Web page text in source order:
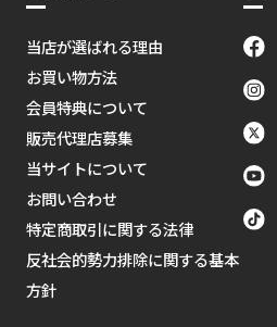
当店が選ばれる理由
お買い物方法
会員特典について
販売代理店募集
当サイトについて
お問い合わせ
特定商取引に関する法律
反社会的勢力排除に関する基本
方針